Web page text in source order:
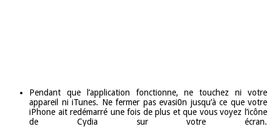
Pendant que l’application fonctionne, ne touchez ni votre
appareil ni iTunes. Ne fermer pas evasi0n jusqu’à ce que votre
iPhone ait redémarré une fois de plus et que vous voyez l’icône
de Cydia sur votre écran.